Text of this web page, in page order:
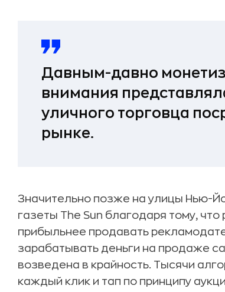
Давным-давно
внимания
уличного торговца
рынке.
Значительно позже на улицы Нью-
газеты The Sun благодаря тому,
прибыльнее продавать
зарабатывать деньги на продаже
возведена в крайность. Тысячи
каждый клик и тап по принципу